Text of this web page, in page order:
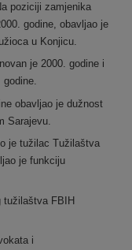
poziciji zamjenika
godine, obavljao je
u Konjicu.
je 2000. godine i
godine.
obavljao je dužnost
Sarajevu.
je tužilac Tužilaštva
je funkciju
tužilaštva FBIH
i